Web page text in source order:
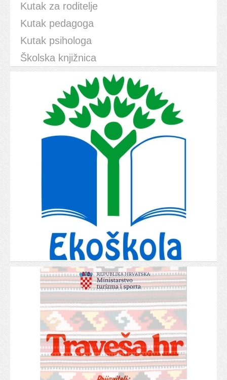
Kutak za roditelje
Kutak pedagoga
Kutak psihologa
Školska knjižnica